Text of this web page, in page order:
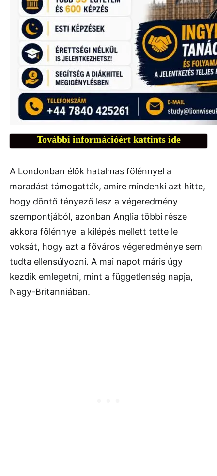
További információért kattints ide
A Londonban élők hatalmas fölénnyel a
maradást támogatták, amire mindenki azt hitte,
hogy döntő tényező lesz a végeredmény
szempontjából, azonban Anglia többi része
akkora fölénnyel a kilépés mellett tette le
voksát, hogy azt a főváros végeredménye sem
tudta ellensúlyozni. A mai napot máris úgy
kezdik emlegetni, mint a függetlenség napja,
Nagy-Britanniában.